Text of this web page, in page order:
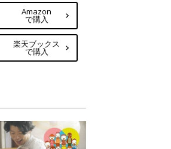
Amazon
で購入
楽天ブックス
で購入